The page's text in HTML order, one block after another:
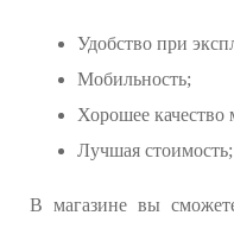
Удобство при
Мобильность;
Хорошее качество
Лучшая стоимость;
В магазине вы